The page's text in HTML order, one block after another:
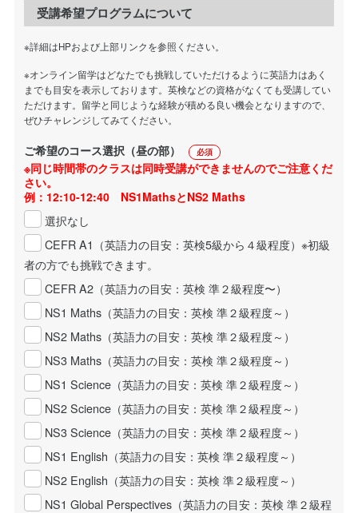
受講希望プログラムについて
※詳細はHPおよび上部リンクを参照ください。
※オンライン留学はどなたでも挑戦していただけるように英語力はあく
までも目安を表示しております。英検などの資格がなくても受講してい
ただけます。留学と同じような経験が積める良い機会となりますので、
ぜひチャレンジしてみてください。
ご希望のコース選択（昼の部） 必須
※同じ時間帯のクラスは同時受講ができませんのでご注意くだ
さい。
例：12:10-12:40 NS1MathsとNS2 Maths
選択なし
CEFR A1（英語力の目安：英検5級から４級程度）※初級
者の方でも挑戦できます。
CEFR A2（英語力の目安：英検 準２級程度〜）
NS1 Maths（英語力の目安：英検 準２級程度～）
NS2 Maths（英語力の目安：英検 準２級程度～）
NS3 Maths（英語力の目安：英検 準２級程度～）
NS1 Science（英語力の目安：英検 準２級程度～）
NS2 Science（英語力の目安：英検 準２級程度～）
NS3 Science（英語力の目安：英検 準２級程度～）
NS1 English（英語力の目安：英検 準２級程度～）
NS2 English（英語力の目安：英検 準２級程度～）
NS1 Global Perspectives（英語力の目安：英検 準２級程